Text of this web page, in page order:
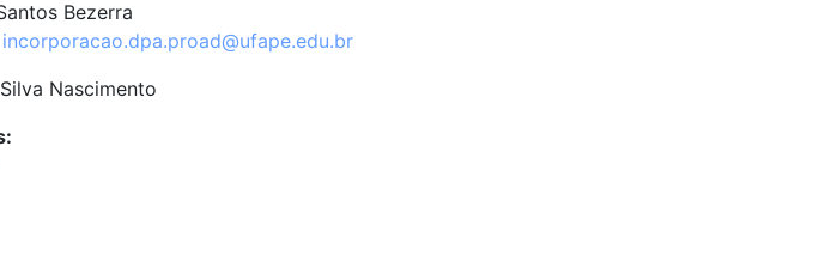
Bezerra
incorporacao.dpa.proad@ufape.edu.br
Nascimento